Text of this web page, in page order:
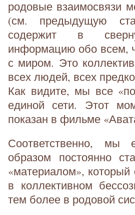
родовые взаимосвязи
(см. предыдущую
содержит в
информацию обо всем,
с миром. Это
всех людей, всех
Как видите, мы все
единой сети. Этот
показан в фильме
Соответственно, мы
образом постоянно
«материалом», который
в коллективном
тем более в родовой